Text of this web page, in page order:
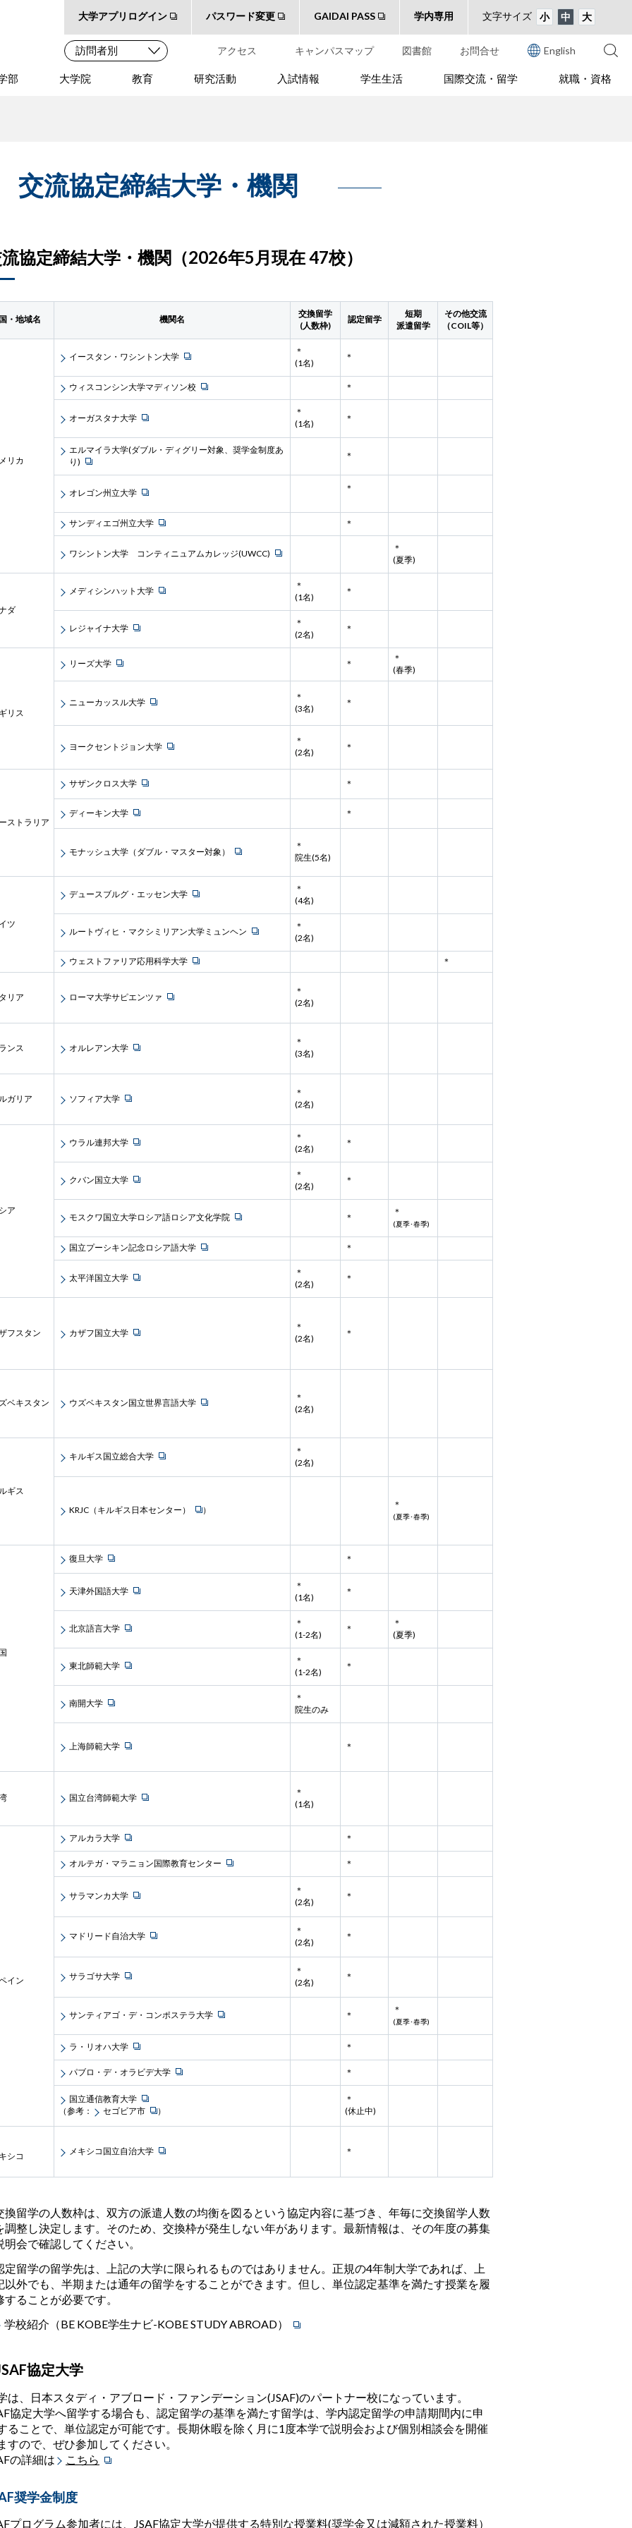
大学アプリログイン パスワード変更 GAIDAI PASS 学内専用 文字サイズ 小 中 大
アクセス キャンパスマップ 図書館 お問合せ English
部 大学院 教育 研究活動 入試情報 学生生活 国際交流・留学 就職・資格
交流協定締結大学・機関
協定締結大学・機関（2026年5月現在 47校）
・地域名 機関名
交換留学
(人数枠)
認定留学
短期
派遣留学
その他交流
（COIL等）
リカ
イースタン・ワシントン大学
＊
(1名)
＊
ウィスコンシン大学マディソン校 ＊
オーガスタナ大学
＊
(1名)
＊
エルマイラ大学(ダブル・ディグリー対象、奨学金制度あ
り)
＊
オレゴン州立大学 ＊
サンディエゴ州立大学 ＊
ワシントン大学 コンティニュアムカレッジ(UWCC)
＊
(夏季)
ダ
メディシンハット大学
＊
(1名)
＊
レジャイナ大学
＊
(2名)
＊
リス
リーズ大学 ＊
＊
(春季)
ニューカッスル大学
＊
(3名)
＊
ヨークセントジョン大学
＊
(2名)
＊
ストラリア
サザンクロス大学 ＊
ディーキン大学 ＊
モナッシュ大学（ダブル・マスター対象）
＊
院生(5名)
ツ
デュースブルグ・エッセン大学
＊
(4名)
ルートヴィヒ・マクシミリアン大学ミュンヘン
＊
(2名)
ウェストファリア応用科学大学 ＊
リア ローマ大学サピエンツァ
＊
(2名)
ンス オルレアン大学
＊
(3名)
ガリア ソフィア大学
＊
(2名)
ア
ウラル連邦大学
＊
(2名)
＊
クバン国立大学
＊
(2名)
＊
モスクワ国立大学ロシア語ロシア文化学院 ＊
＊
(夏季･春季)
国立プーシキン記念ロシア語大学 ＊
太平洋国立大学
＊
(2名)
＊
フスタン カザフ国立大学
＊
(2名)
＊
ベキスタン ウズベキスタン国立世界言語大学
＊
(2名)
ギス
キルギス国立総合大学
＊
(2名)
KRJC（キルギス日本センター） ）
＊
(夏季･春季)
復旦大学 ＊
天津外国語大学
＊
(1名)
＊
北京語言大学
＊
(1-2名)
＊
＊
(夏季)
東北師範大学
＊
(1-2名)
＊
南開大学
＊
院生のみ
上海師範大学 ＊
国立台湾師範大学
＊
(1名)
イン
アルカラ大学 ＊
オルテガ・マラニョン国際教育センター ＊
サラマンカ大学
＊
(2名)
＊
マドリード自治大学
＊
(2名)
＊
サラゴサ大学
＊
(2名)
＊
サンティアゴ・デ・コンポステラ大学 ＊
＊
(夏季･春季)
ラ・リオハ大学 ＊
パブロ・デ・オラビデ大学 ＊
国立通信教育大学
（参考：
セゴビア市 ）
＊
(休止中)
シコ メキシコ国立自治大学 ＊
換留学の人数枠は、双方の派遣人数の均衡を図るという協定内容に基づき、年毎に交換留学人数
調整し決定します。そのため、交換枠が発生しない年があります。最新情報は、その年度の募集
明会で確認してください。
定留学の留学先は、上記の大学に限られるものではありません。正規の4年制大学であれば、上
以外でも、半期または通年の留学をすることができます。但し、単位認定基準を満たす授業を履
することが必要です。
学校紹介（BE KOBE学生ナビ-KOBE STUDY ABROAD）
協定大学
は、日本スタディ・アブロード・ファンデーション(JSAF)のパートナー校になっています。
協定大学へ留学する場合も、認定留学の基準を満たす留学は、学内認定留学の申請期間内に申
ることで、単位認定が可能です。長期休暇を除く月に1度本学で説明会および個別相談会を開催
すので、ぜひ参加してください。
の詳細は
こちら
奨学金制度
プログラム参加者には、JSAF協定大学が提供する特別な授業料(奨学金又は減額された授業料）